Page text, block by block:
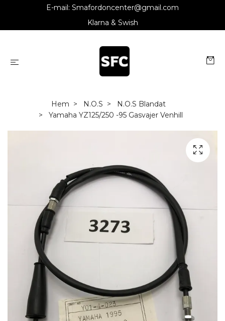
E-mail: Smafordoncenter@gmail.com
Klarna & Swish
Hem N.O.S
N.O.S Blandat
Yamaha YZ125/250 -95 Gasvajer Venhill